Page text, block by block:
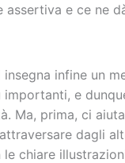
e ce ne
insegna infine un
e
Ma, prima, ci
dagli
chiare